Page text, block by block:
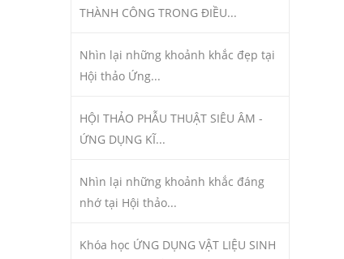
THÀNH CÔNG TRONG ĐIỀU...
Nhìn lại những khoảnh khắc đẹp tại
Hội thảo Ứng...
HỘI THẢO PHẪU THUẬT SIÊU ÂM -
ỨNG DỤNG KĨ...
Nhìn lại những khoảnh khắc đáng
nhớ tại Hội thảo...
Khóa học ỨNG DỤNG VẬT LIỆU SINH